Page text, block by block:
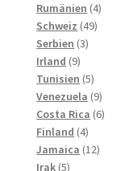
produkter
Rumänien 44
Schweiz 4949
Serbien 33
Irland 99
produkter
Tunisien 55
produkter
Venezuela 99
Costa Rica 66
Finland 44
produkter
Jamaica 1212
Irak 55